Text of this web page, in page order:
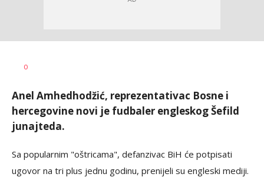
AUTOR
0
Anel Amhedhodžić, reprezentativac Bosne i
hercegovine novi je fudbaler engleskog Šefild
junajteda.
Sa popularnim "oštricama", defanzivac BiH će potpisati
ugovor na tri plus jednu godinu, prenijeli su engleski mediji.